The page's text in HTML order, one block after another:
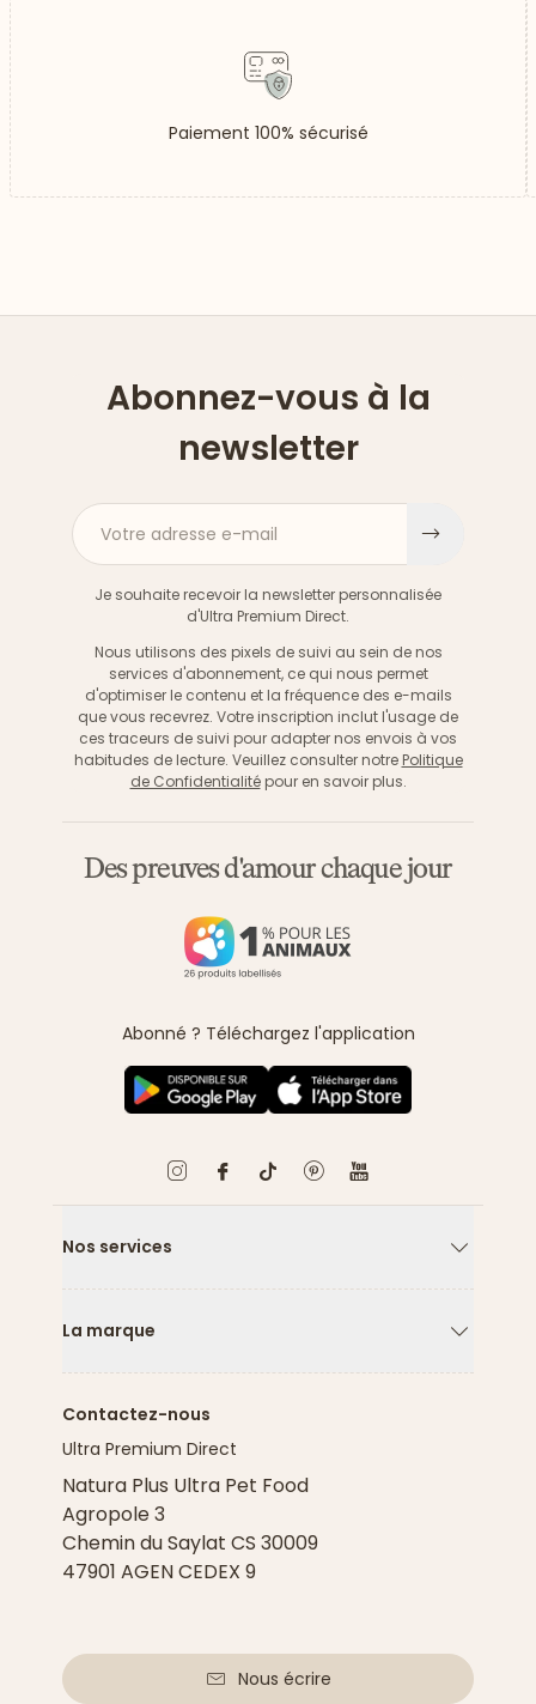
Paiement 100% sécurisé
Abonnez-vous à la
newsletter
Votre adresse e-mail
Je souhaite recevoir la newsletter personnalisée
d'Ultra Premium Direct.
Nous utilisons des pixels de suivi au sein de nos
services d'abonnement, ce qui nous permet
d'optimiser le contenu et la fréquence des e-mails
que vous recevrez. Votre inscription inclut l'usage de
ces traceurs de suivi pour adapter nos envois à vos
habitudes de lecture. Veuillez consulter notre Politique
de Confidentialitépour en savoir plus.
Des preuves d'amour chaque jour
Abonné ? Téléchargez l'application
Nos services
La marque
Contactez-nous
Ultra Premium Direct
Natura Plus Ultra Pet Food
Agropole 3
Chemin du Saylat CS 30009
47901 AGEN CEDEX 9
Nous écrire